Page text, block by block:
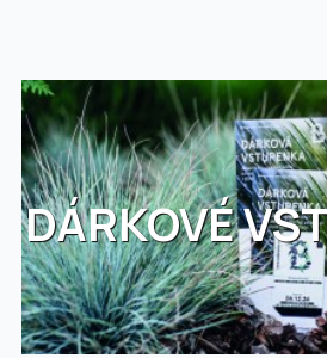
DÁRKOVÉ